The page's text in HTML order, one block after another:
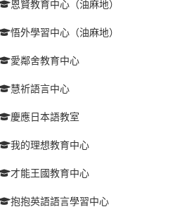
恩賢教育中心（油麻地）
悟外學習中心（油麻地）
愛鄰舍教育中心
慧祈語言中心
慶應日本語教室
我的理想教育中心
才能王國教育中心
抱抱英語語言學習中心